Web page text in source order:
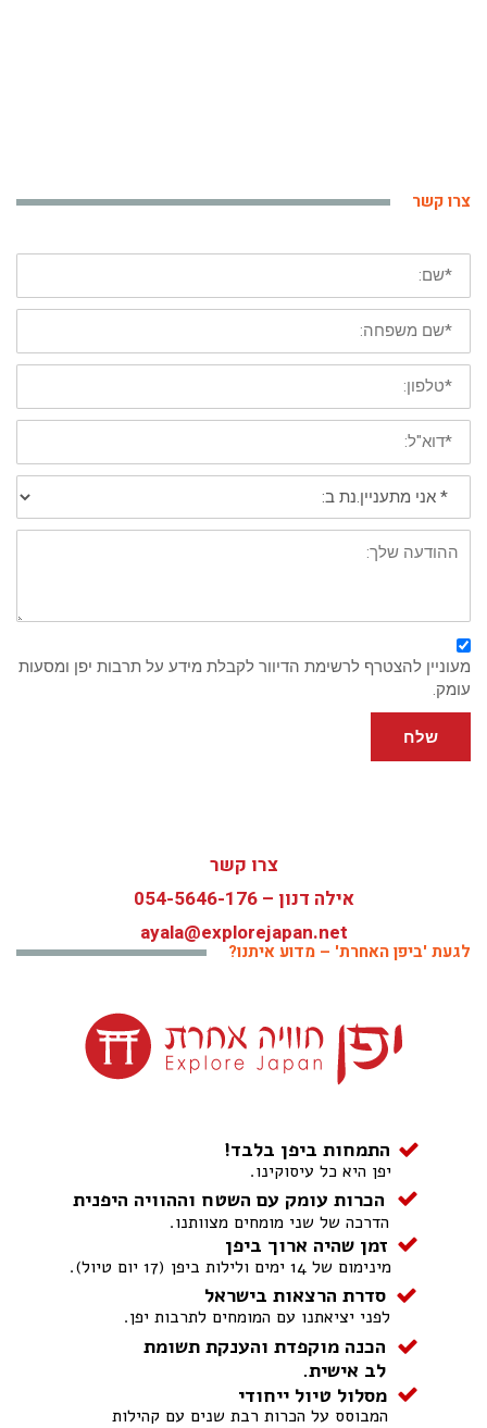
צרו קשר
*
שם
פרטי
*
שם
משפחה
*
טלפון
נייד
*
דוא"ל:
*
מתעניין/נת
ב:
פירוט:
מעוניין להצטרף לרשימת הדיוור לקבלת מידע על תרבות יפן ומסעות
עומק.
שלח
צרו קשר
אילה דנון –054-5646-176
ayala@explorejapan.net
לגעת 'ביפן האחרת' – מדוע איתנו?
יפן היא כל עיסוקינו.
התמחות ביפן בלבד!
הכרות עומק עם השטח וההוויה היפנית
הדרכה של שני מומחים מצוותנו.
זמן שהיה ארוך ביפן
מינימום של 14 ימים ולילות ביפן (17 יום טיול).
סדרת הרצאות בישראל
לפני יציאתנו עם המומחים לתרבות יפן.
הכנה מוקפדת והענקת תשומת
לב אישית.
המבוסס על הכרות רבת שנים עם קהילות
מסלול טיול ייחודי